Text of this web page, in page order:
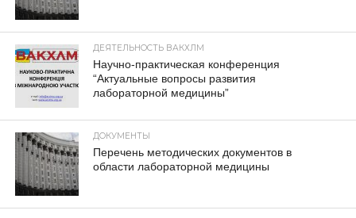
ДЕЯТЕЛЬНОСТЬ ВАКХЛМ
Научно-практическая конференция
“Актуальные вопросы развития
лабораторной медицины”
ДОКУМЕНТЫ
Перечень методических документов в
области лабораторной медицины